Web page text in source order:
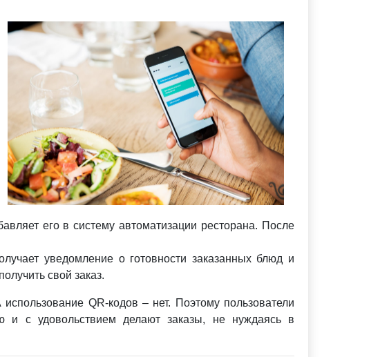
его в систему автоматизации ресторана. После
уведомление о готовности заказанных блюд и
свой заказ.
QR-кодов – нет. Поэтому пользователи
и с удовольствием делают заказы, не нуждаясь в